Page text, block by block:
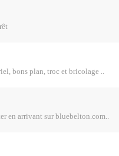
bons plan, troc et bricolage ..
en arrivant sur bluebelton.com..